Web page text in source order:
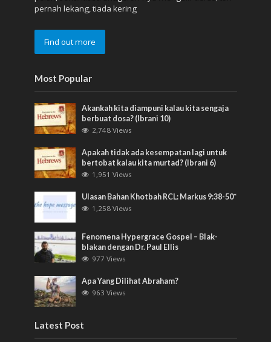
pernah lekang, tiada kering
Find out more
Most Popular
Akankah kita diampuni kalau kita sengaja
berbuat dosa? (Ibrani 10)
2,748 Views
Apakah tidak ada kesempatan lagi untuk
bertobat kalau kita murtad? (Ibrani 6)
1,951 Views
Ulasan Bahan Khotbah RCL: Markus 9:38-50*
1,258 Views
Fenomena Hypergrace Gospel – Blak-
blakan dengan Dr. Paul Ellis
977 Views
Apa Yang Dilihat Abraham?
963 Views
Latest Post